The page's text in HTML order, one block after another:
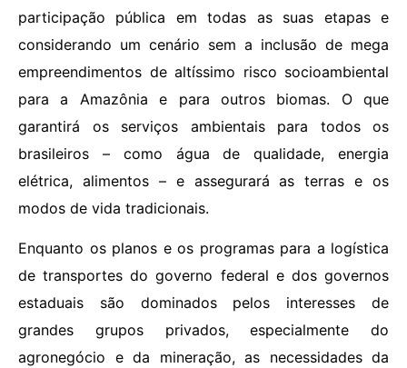
participação pública em todas as suas etapas e
considerando um cenário sem a inclusão de mega
empreendimentos de altíssimo risco socioambiental
para a Amazônia e para outros biomas. O que
garantirá os serviços ambientais para todos os
brasileiros – como água de qualidade, energia
elétrica, alimentos – e assegurará as terras e os
modos de vida tradicionais.
Enquanto os planos e os programas para a logística
de transportes do governo federal e dos governos
estaduais são dominados pelos interesses de
grandes grupos privados, especialmente do
agronegócio e da mineração, as necessidades da